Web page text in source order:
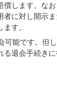
償します。な
者に対し開示
す。
可能です。但
る退会手続きに